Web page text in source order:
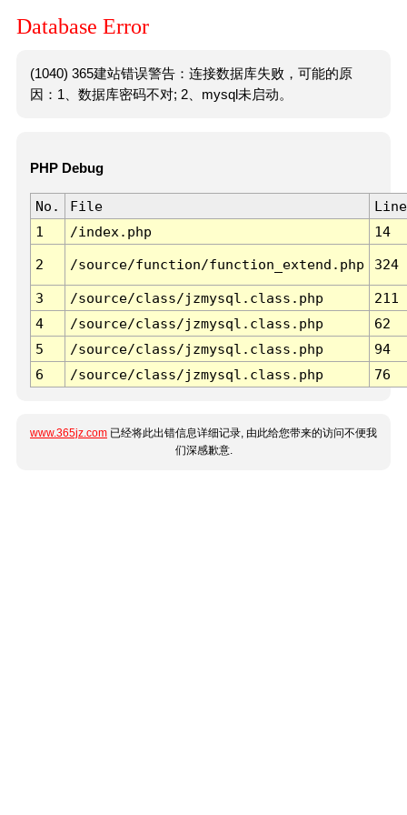
Database Error
(1040) 365建站错误警告：连接数据库失败，可能的原
因：1、数据库密码不对; 2、mysql未启动。
PHP Debug
No. File
Line
1
/index.php 14
2 /source/function/function_extend.php 324
3 /source/class/jzmysql.class.php
211
4
/source/class/jzmysql.class.php
62
5
/source/class/jzmysql.class.php
94
6
/source/class/jzmysql.class.php 76
www.365jz.com 已经将此出错信息详细记录, 由此给您带来的访问不便我
们深感歉意.